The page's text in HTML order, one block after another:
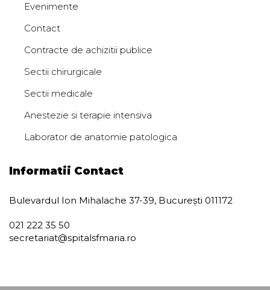
Evenimente
Contact
Contracte de achizitii publice
Sectii chirurgicale
Sectii medicale
Anestezie si terapie intensiva
Laborator de anatomie patologica
Informatii Contact
Bulevardul Ion Mihalache 37-39, București 011172
021 222 35 50
secretariat@spitalsfmaria.ro